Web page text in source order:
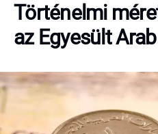
Történelmi
az Egyesült